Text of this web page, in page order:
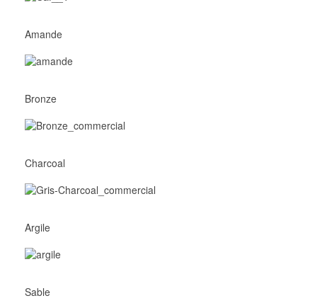
Amande
Bronze
Charcoal
Argile
Sable